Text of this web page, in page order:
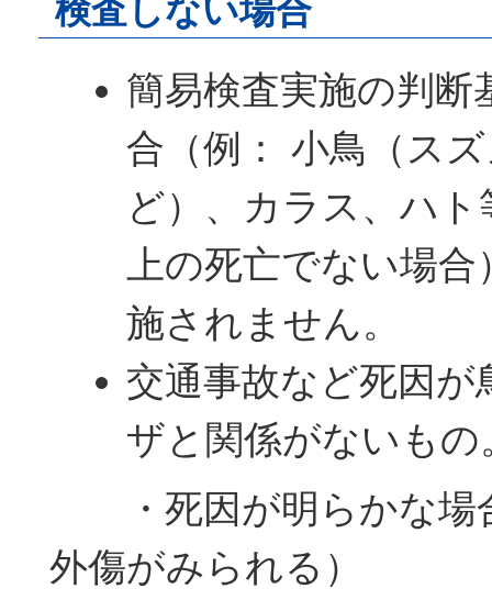
検査しない場合
簡易検査実施の判断
合（例： 小鳥（ス
ど）、カラス、ハ
上の死亡でない場
施されません。
交通事故など死因
ザと関係がないもの
・死因が明らかな場
外傷がみられる）